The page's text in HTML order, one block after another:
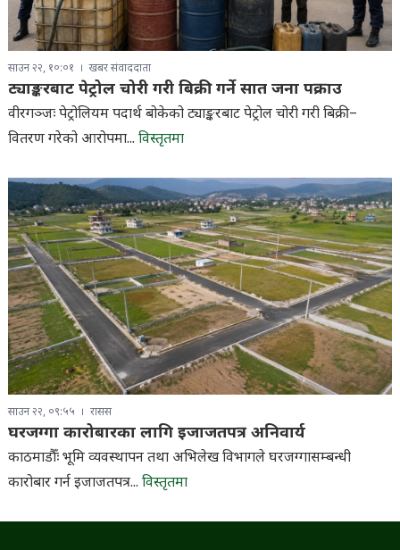
साउन २२, १०:०१ खबर संवाददाता
ट्याङ्करबाट पेट्रोल चोरी गरी बिक्री गर्ने सात जना पक्राउ
वीरगञ्जः पेट्रोलियम पदार्थ बोकेको ट्याङ्करबाट पेट्रोल चोरी गरी बिक्री–
वितरण गरेको आरोपमा... विस्तृतमा
साउन २२, ०९:५५ रासस
घरजग्गा कारोबारका लागि इजाजतपत्र अनिवार्य
काठमाडौँः भूमि व्यवस्थापन तथा अभिलेख विभागले घरजग्गासम्बन्धी
कारोबार गर्न इजाजतपत्र... विस्तृतमा